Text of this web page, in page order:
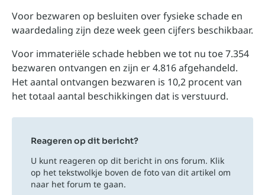
Voor bezwaren op besluiten over fysieke schade en
waardedaling zijn deze week geen cijfers beschikbaar.
Voor immateriële schade hebben we tot nu toe 7.354
bezwaren ontvangen en zijn er 4.816 afgehandeld.
Het aantal ontvangen bezwaren is 10,2 procent van
het totaal aantal beschikkingen dat is verstuurd.
Reageren op dit bericht?
U kunt reageren op dit bericht in ons forum. Klik
op het tekstwolkje boven de foto van dit artikel om
naar het forum te gaan.